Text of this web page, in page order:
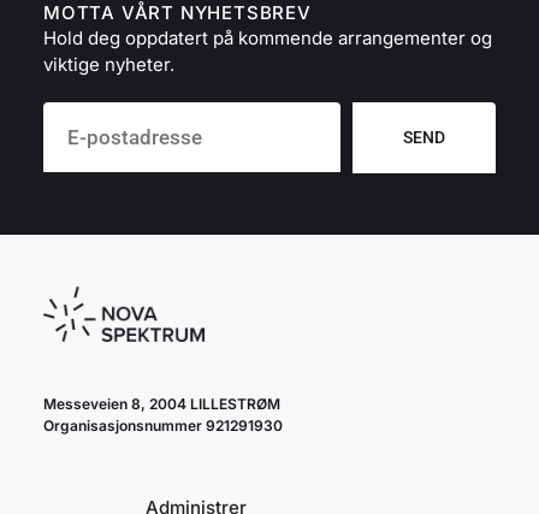
Administrer
MOTTA VÅRT NYHETSBREV
Hold deg oppdatert på kommende arrangementer og
viktige nyheter.
SEND
Messeveien 8, 2004 LILLESTRØM
Organisasjonsnummer 921291930